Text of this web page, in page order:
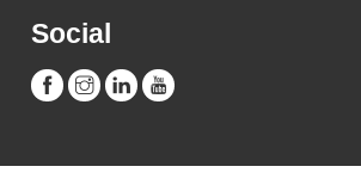
Social